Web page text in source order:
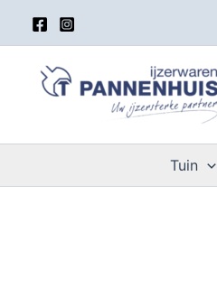
inhoud
Tuin